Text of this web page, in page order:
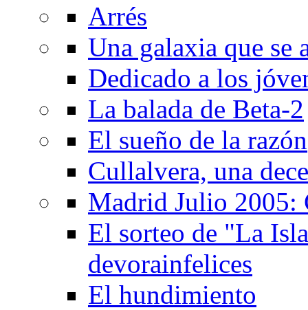
Arrés
Una galaxia que se
Dedicado a los
La balada de Beta-2
El sueño de la razón
Cullalvera, una
Madrid Julio 2005:
El sorteo de "La
devorainfelices
El hundimiento